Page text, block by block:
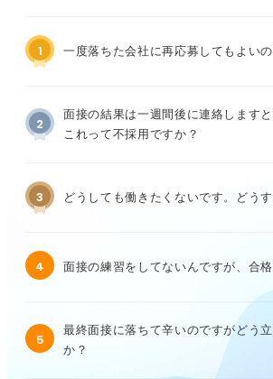
1 一度落ちた会社に再応募してもよいの
2
面接の結果は一週間後に連絡しますと
これって不採用ですか？
3 どうしても働きたくないです。どう
4 面接の練習をしてないんですが、合
5
最終面接に落ちて辛いのですがどう
か？